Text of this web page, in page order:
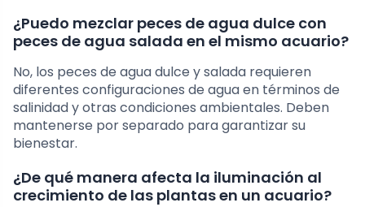
¿Puedo mezclar peces de agua dulce con
peces de agua salada en el mismo acuario?
No, los peces de agua dulce y salada requieren
diferentes configuraciones de agua en términos de
salinidad y otras condiciones ambientales. Deben
mantenerse por separado para garantizar su
bienestar.
¿De qué manera afecta la iluminación al
crecimiento de las plantas en un acuario?